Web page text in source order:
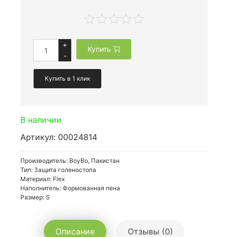
+
-
Купить
Купить в 1 клик
В наличии
Артикул: 00024814
Производитель: BoyBo, Пакистан
Тип: Защита голеностопа
Материал: Flex
Наполнитель: Формованная пена
Размер: S
Описание Отзывы (0)